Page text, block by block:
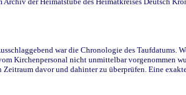
war die Chronologie des
Kirchenpersonal nicht unmittelbar vorgenommen
davor und dahinter zu überprüfen. Eine